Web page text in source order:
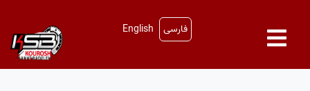
فارسی English